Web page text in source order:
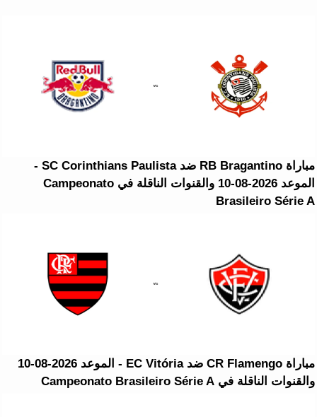
مباراة RB Bragantino ضد SC Corinthians Paulista -
الموعد 2026-08-10 والقنوات الناقلة في Campeonato
Brasileiro Série A
مباراة CR Flamengo ضد EC Vitória - الموعد 2026-08-10
والقنوات الناقلة في Campeonato Brasileiro Série A